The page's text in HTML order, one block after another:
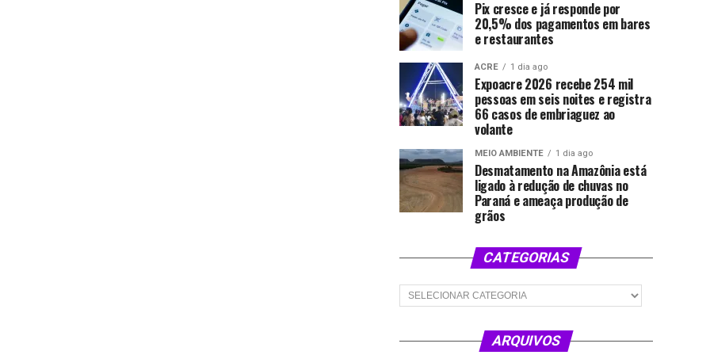
Pix cresce e já responde por
20,5% dos pagamentos em bares
e restaurantes
ACRE 1 dia ago
Expoacre 2026 recebe 254 mil
pessoas em seis noites e registra
66 casos de embriaguez ao
volante
MEIO AMBIENTE 1 dia ago
Desmatamento na Amazônia está
ligado à redução de chuvas no
Paraná e ameaça produção de
grãos
CATEGORIAS
Categorias
ARQUIVOS